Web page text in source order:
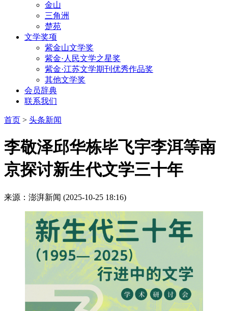
金山
三角洲
楚苑
文学奖项
紫金山文学奖
紫金·人民文学之星奖
紫金·江苏文学期刊优秀作品奖
其他文学奖
会员辞典
联系我们
首页 > 头条新闻
李敬泽邱华栋毕飞宇李洱等南
京探讨新生代文学三十年
来源：澎湃新闻 (2025-10-25 18:16)